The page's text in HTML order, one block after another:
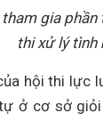
gia
thi xử lý tình
hội thi lực
ở cơ sở